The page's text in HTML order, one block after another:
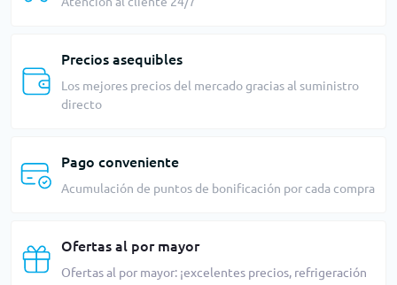
Precios asequibles
Los mejores precios del mercado gracias al suministro
directo
Pago conveniente
Acumulación de puntos de bonificación por cada compra
Ofertas al por mayor
Ofertas al por mayor: ¡excelentes precios, refrigeración